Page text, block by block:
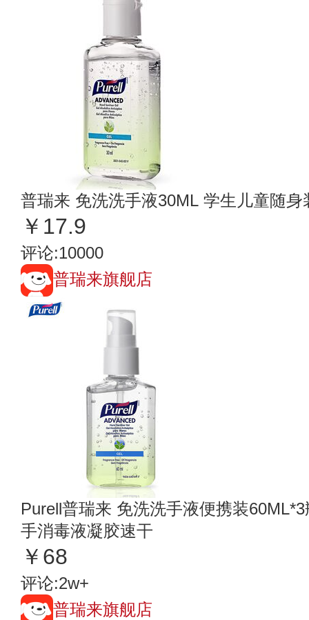
普瑞来 免洗洗手液30ML 学生儿童随
￥17.9
评论:10000
普瑞来旗舰店
Purell普瑞来 免洗洗手液便携装
手消毒液凝胶速干
￥68
评论:2w+
普瑞来旗舰店